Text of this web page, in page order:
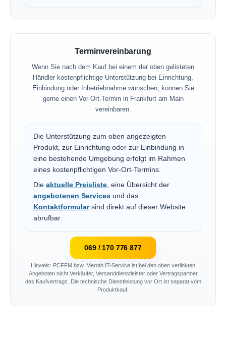
Terminvereinbarung
Wenn Sie nach dem Kauf bei einem der oben gelisteten
Händler kostenpflichtige Unterstützung bei Einrichtung,
Einbindung oder Inbetriebnahme wünschen, können Sie
gerne einen Vor-Ort-Termin in Frankfurt am Main
vereinbaren.
Die Unterstützung zum oben angezeigten
Produkt, zur Einrichtung oder zur Einbindung in
eine bestehende Umgebung erfolgt im Rahmen
eines kostenpflichtigen Vor-Ort-Termins.
Die aktuelle Preisliste, eine Übersicht der
angebotenen Services und das
Kontaktformularsind direkt auf dieser Website
abrufbar.
069 / 170 776 877
Hinweis: PCFFM bzw. Meroth IT-Service ist bei den oben verlinkten
Angeboten nicht Verkäufer, Versanddienstleister oder Vertragspartner
des Kaufvertrags. Die technische Dienstleistung vor Ort ist separat vom
Produktkauf.